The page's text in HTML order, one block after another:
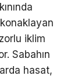
iklim
Sabahın
hasat,